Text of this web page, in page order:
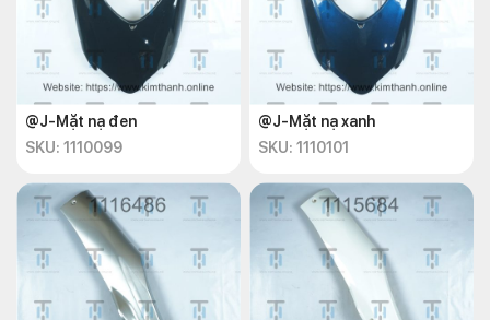
@J-Mặt nạ đen
SKU: 1110099
@J-Mặt nạ xanh
SKU: 1110101